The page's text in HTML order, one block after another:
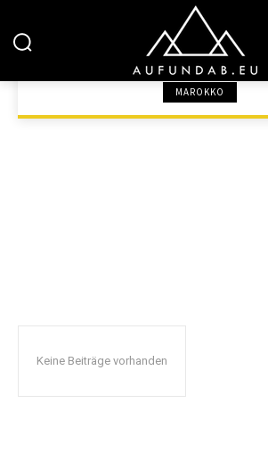
SÜDAFRIKA
MAROKKO
Keine Beiträge vorhanden